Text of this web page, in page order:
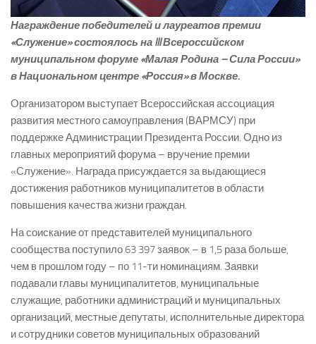
Награждение победителей и лауреатов премии
«Служение» состоялось на III Всероссийском
муниципальном форуме «Малая Родина – Сила России»
в Национальном центре «Россия» в Москве.
Организатором выступает Всероссийская ассоциация
развития местного самоуправления (ВАРМСУ) при
поддержке Администрации Президента России. Одно из
главных мероприятий форума – вручение премии
«Служение». Награда присуждается за выдающиеся
достижения работников муниципалитетов в области
повышения качества жизни граждан.
На соискание от представителей муниципального
сообщества поступило 63 397 заявок – в 1,5 раза больше,
чем в прошлом году – по 11-ти номинациям. Заявки
подавали главы муниципалитетов, муниципальные
служащие, работники администраций и муниципальных
организаций, местные депутаты, исполнительные директора
и сотрудники советов муниципальных образований